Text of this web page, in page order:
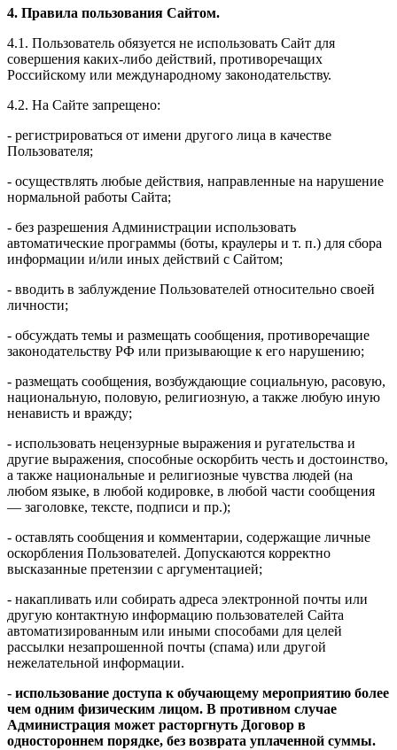
4. Правила пользования Сайтом.
4.1. Пользователь обязуется не использовать Сайт для
совершения каких-либо действий, противоречащих
Российскому или международному законодательству.
4.2. На Сайте запрещено:
- регистрироваться от имени другого лица в качестве
Пользователя;
- осуществлять любые действия, направленные на нарушение
нормальной работы Сайта;
- без разрешения Администрации использовать
автоматические программы (боты, краулеры и т. п.) для сбора
информации и/или иных действий с Сайтом;
- вводить в заблуждение Пользователей относительно своей
личности;
- обсуждать темы и размещать сообщения, противоречащие
законодательству РФ или призывающие к его нарушению;
- размещать сообщения, возбуждающие социальную, расовую,
национальную, половую, религиозную, а также любую иную
ненависть и вражду;
- использовать нецензурные выражения и ругательства и
другие выражения, способные оскорбить честь и достоинство,
а также национальные и религиозные чувства людей (на
любом языке, в любой кодировке, в любой части сообщения
— заголовке, тексте, подписи и пр.);
- оставлять сообщения и комментарии, содержащие личные
оскорбления Пользователей. Допускаются корректно
высказанные претензии с аргументацией;
- накапливать или собирать адреса электронной почты или
другую контактную информацию пользователей Сайта
автоматизированным или иными способами для целей
рассылки незапрошенной почты (спама) или другой
нежелательной информации.
- использование доступа к обучающему мероприятию более
чем одним физическим лицом. В противном случае
Администрация может расторгнуть Договор в
одностороннем порядке, без возврата уплаченной суммы.